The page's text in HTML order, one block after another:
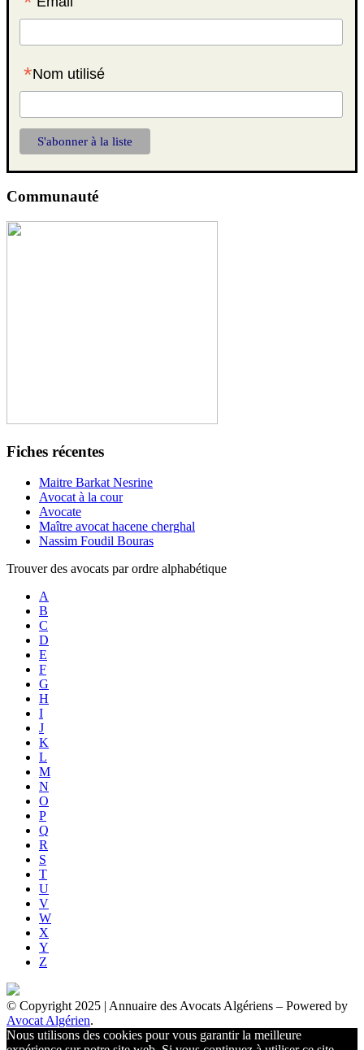
*Nom utilisé
Communauté
Fiches récentes
Maitre Barkat Nesrine
Avocat à la cour
Avocate
Maître avocat hacene cherghal
Nassim Foudil Bouras
Trouver des avocats par ordre alphabétique
A
B
C
D
E
F
G
H
I
J
K
L
M
N
O
P
Q
R
S
T
U
V
W
X
Y
Z
© Copyright 2025 | Annuaire des Avocats Algériens – Powered by
Avocat Algérien.
Nous utilisons des cookies pour vous garantir la meilleure